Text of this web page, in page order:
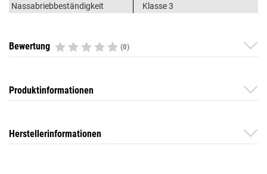
Nassabriebbeständigkeit
Klasse 3
Bewertung (0)
Produktinformationen
Herstellerinformationen